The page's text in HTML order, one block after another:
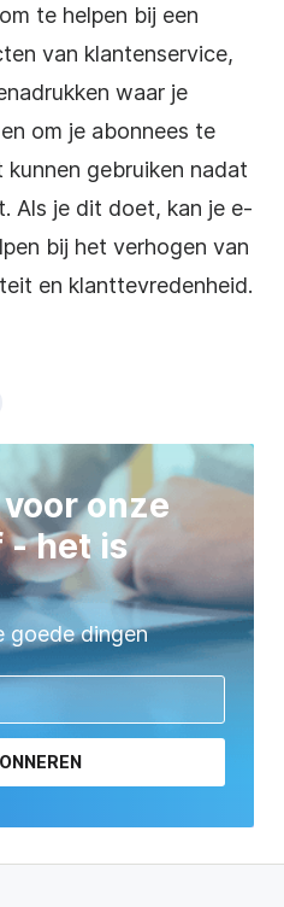
te helpen bij een
van klantenservice,
waar je
om je abonnees te
gebruiken nadat
Als je dit doet, kan je e-
bij het verhogen van
en klanttevredenheid.
onze
- het is
goede dingen